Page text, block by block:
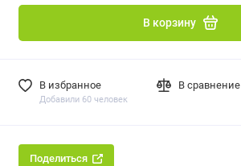
В корзину
В избранное
Добавили 60 человек
В сравнение
Поделиться